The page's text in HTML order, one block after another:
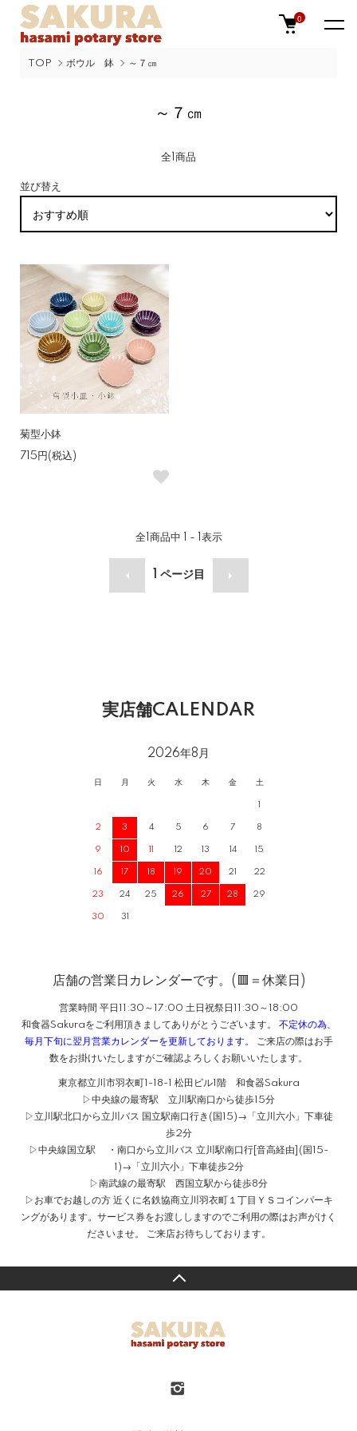
0
TOP ボウル 鉢 ～７㎝
～７㎝
全1商品
並び替え
菊型小鉢
715円(税込)
全1 商品中 1 - 1 表示
ページ目
実店舗CALENDAR
2026年8月
日 月 火 水 木 金 土
1
2 3 4 5 6 7 8
9 10 11 12 13 14 15
16 17 18 19 20 21 22
23 24 25 26 27 28 29
30 31
店舗の営業日カレンダーです。(🟥＝休業日)
営業時間 平日11:30～17:00 土日祝祭日11:30～18:00
和食器Sakuraをご利用頂きましてありがとうございます。 不定休の為、
毎月下旬に翌月営業カレンダーを更新しております。
ご来店の際はお手
数をお掛けいたしますがご確認よろしくお願いいたします。
東京都立川市羽衣町1-18-1 松田ビル1階 和食器Sakura
▷中央線の最寄駅 立川駅南口から徒歩15分
▷立川駅北口から立川バス 国立駅南口行き(国15)→「立川六小」下車徒
歩2分
▷中央線国立駅 ・南口から立川バス 立川駅南口行[音高経由](国15-
1)→「立川六小」下車徒歩2分
▷南武線の最寄駅 西国立駅から徒歩8分
▷お車でお越しの方 近くに名鉄協商立川羽衣町１丁目ＹＳコインパーキ
ングがあります。サービス券をお渡ししますのでご利用の際はお声がけく
ださいませ。 ご来店お待ちしております。